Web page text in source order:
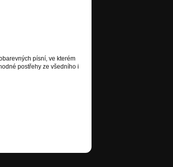
písní, ve kterém
postřehy ze všedního i